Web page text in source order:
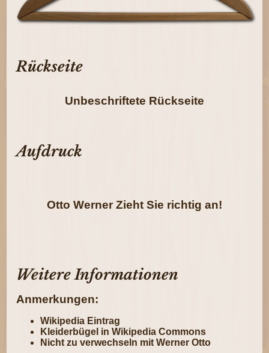
Rückseite
Unbeschriftete Rückseite
Aufdruck
Otto Werner Zieht Sie richtig an!
Weitere Informationen
Anmerkungen:
Wikipedia Eintrag
Kleiderbügel in Wikipedia Commons
Nicht zu verwechseln mitWerner Otto